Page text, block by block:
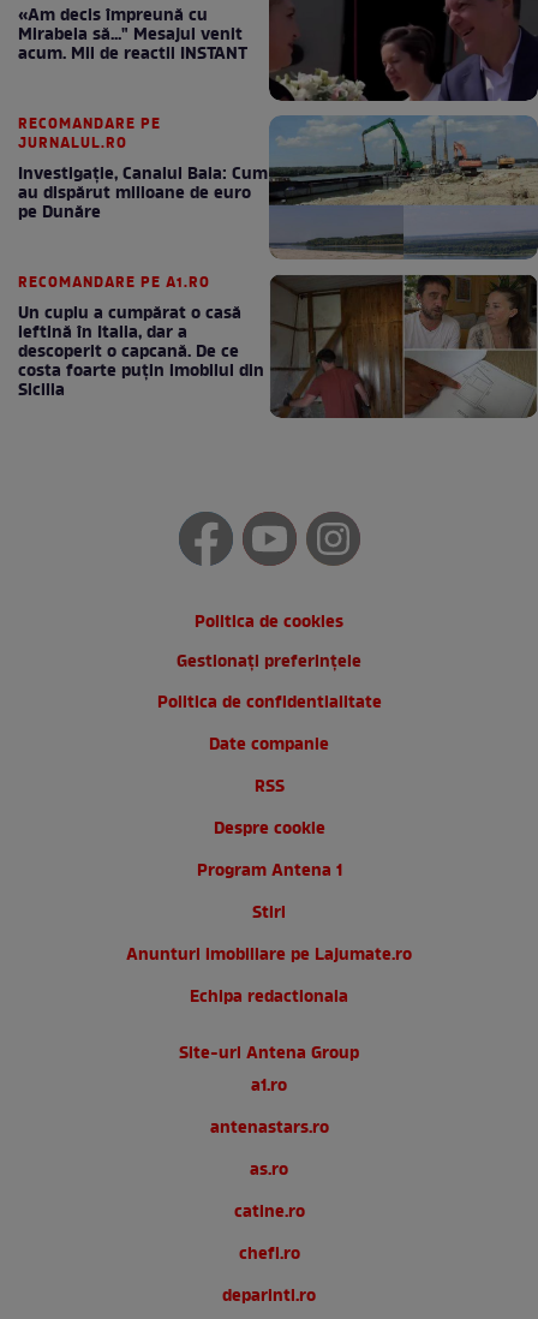
«Am decis împreună cu
Mirabela să..." Mesajul venit
acum. Mii de reactii INSTANT
RECOMANDARE PE
JURNALUL.RO
Investigație, Canalul Bala: Cum
au dispărut milioane de euro
pe Dunăre
RECOMANDARE PE A1.RO
Un cuplu a cumpărat o casă
ieftină în Italia, dar a
descoperit o capcană. De ce
costa foarte puțin imobilul din
Sicilia
Politica de cookies
Gestionați preferințele
Politica de confidentialitate
Date companie
RSS
Despre cookie
Program Antena 1
Stiri
Anunturi imobiliare pe Lajumate.ro
Echipa redactionala
Site-uri Antena Group
a1.ro
antenastars.ro
as.ro
catine.ro
chefi.ro
deparinti.ro